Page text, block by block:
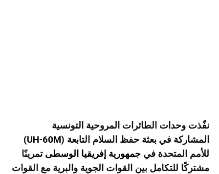
نفّذت وحدات الطائرات المروحية التونسية
(UH‑60M) المشاركة في بعثة حفظ السلام التابعة
للأمم المتحدة في جمهورية إفريقيا الوسطى تمرينًا
مشتركًا للتكامل بين القوات الجوية والبرية مع القوات